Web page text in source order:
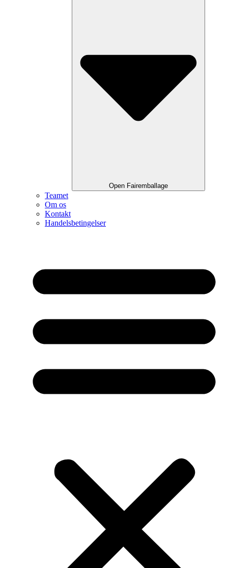
Open Fairemballage
Teamet
Om os
Kontakt
Handelsbetingelser